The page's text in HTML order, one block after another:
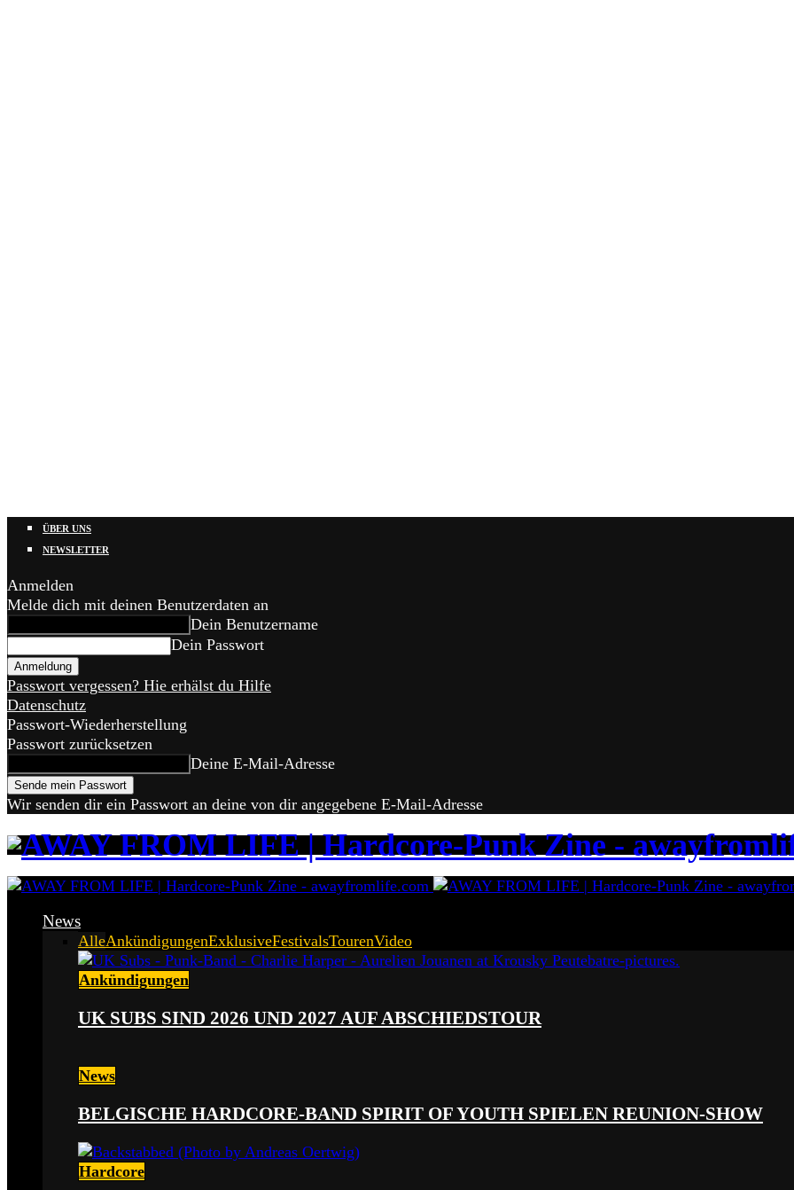
ÜBER UNS
NEWSLETTER
Anmelden
Melde dich mit deinen Benutzerdaten an
Dein Benutzername
Dein Passwort
Passwort vergessen? Hie erhälst du Hilfe
Datenschutz
Passwort-Wiederherstellung
Passwort zurücksetzen
Deine E-Mail-Adresse
Wir senden dir ein Passwort an deine von dir angegebene E-Mail-Adresse
News
AlleAnkündigungenExklusiveFestivalsTourenVideo
Ankündigungen
UK SUBS SIND 2026 UND 2027 AUF ABSCHIEDSTOUR
News
BELGISCHE HARDCORE-BAND SPIRIT OF YOUTH SPIELEN REUNION-SHOW
Hardcore